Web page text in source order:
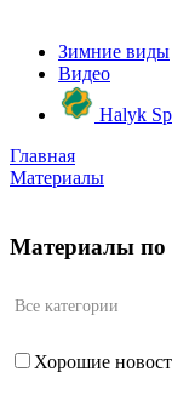
Зимние виды
Видео
Halyk
Главная
Материалы
Материалы по
Все категории
Хорошие